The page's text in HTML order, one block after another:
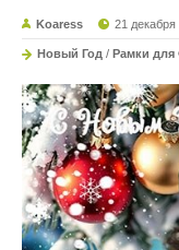
Koaress 21 декабря
Новый Год / Рамки для